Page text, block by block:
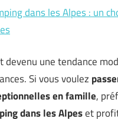
dans les Alpes : un
devenu une tendance
Si vous voulez
en famille,
dans les Alpeset